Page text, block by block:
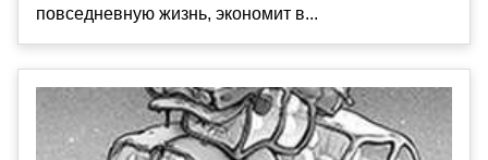
повседневную жизнь, экономит в...